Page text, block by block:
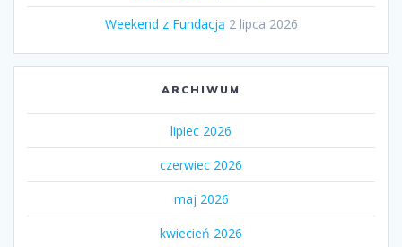
Weekend z Fundacją 2 lipca 2026
ARCHIWUM
lipiec 2026
czerwiec 2026
maj 2026
kwiecień 2026